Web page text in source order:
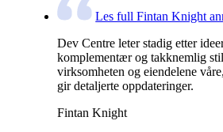
Les full Fintan Knight
Dev Centre leter stadig etter
komplementær og takknemlig
virksomheten og eiendelene
gir detaljerte oppdateringer.
Fintan Knight